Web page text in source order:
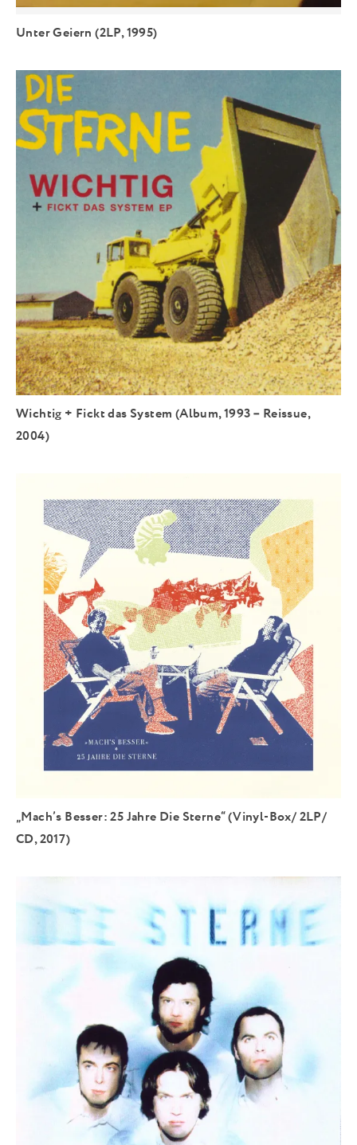
Unter Geiern (2LP, 1995)
Wichtig + Fickt das System (Album, 1993 – Reissue,
2004)
„Mach’s Besser: 25 Jahre Die Sterne“ (Vinyl-Box/ 2LP/
CD, 2017)